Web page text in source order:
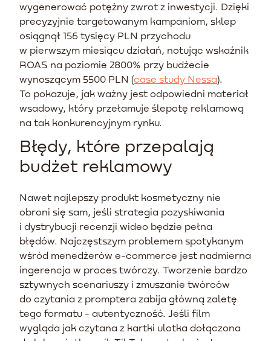
wygenerować potężny zwrot z inwestycji. Dzięki
precyzyjnie targetowanym kampaniom, sklep
osiągnął 156 tysięcy PLN przychodu
w pierwszym miesiącu działań, notując wskaźnik
ROAS na poziomie 2800% przy budżecie
wynoszącym 5500 PLN (case study Nessa).
To pokazuje, jak ważny jest odpowiedni materiał
wsadowy, który przełamuje ślepotę reklamową
na tak konkurencyjnym rynku.
Błędy, które przepalają
budżet reklamowy
Nawet najlepszy produkt kosmetyczny nie
obroni się sam, jeśli strategia pozyskiwania
i dystrybucji recenzji wideo będzie pełna
błędów. Najczęstszym problemem spotykanym
wśród menedżerów e-commerce jest nadmierna
ingerencja w proces twórczy. Tworzenie bardzo
sztywnych scenariuszy i zmuszanie twórców
do czytania z promptera zabija główną zaletę
tego formatu - autentyczność. Jeśli film
wygląda jak czytana z kartki ulotka dołączona